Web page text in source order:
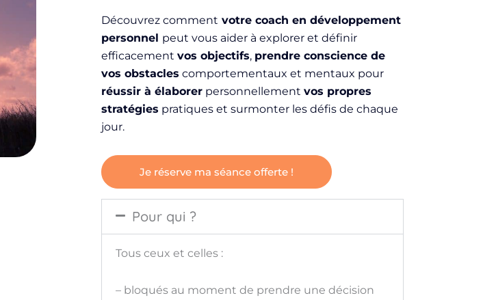
Découvrez comment votre coach en développement
personnel peut vous aider à explorer et définir
efficacement vos objectifs, prendre conscience de
vos obstacles comportementaux et mentaux pour
réussir à élaborerpersonnellement vos propres
stratégies pratiques et surmonter les défis de chaque
jour.
Je réserve ma séance offerte !
Pour qui ?
Tous ceux et celles :
– bloqués au moment de prendre une décision